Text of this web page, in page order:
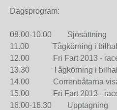
Dagsprogram:
08.00-10.00 Sjösättning
11.00 Tågkörning i
12.00 Fri Fart 2013 -
13.30 Tågkörning i
14.00 Correnbåtarna
15.00 Fri Fart 2013 -
16.00-16.30 Upptagning